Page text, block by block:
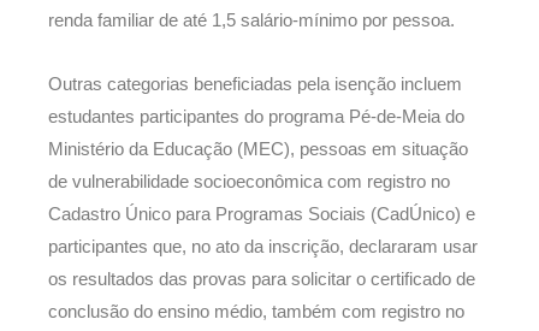
renda familiar de até 1,5 salário-mínimo por pessoa.
Outras categorias beneficiadas pela isenção incluem
estudantes participantes do programa Pé-de-Meia do
Ministério da Educação (MEC), pessoas em situação
de vulnerabilidade socioeconômica com registro no
Cadastro Único para Programas Sociais (CadÚnico) e
participantes que, no ato da inscrição, declararam usar
os resultados das provas para solicitar o certificado de
conclusão do ensino médio, também com registro no